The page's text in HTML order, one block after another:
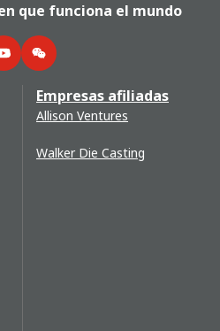
que funciona el mundo
YouTubeWeChat
Empresas afiliadas
Allison Ventures
Walker Die Casting